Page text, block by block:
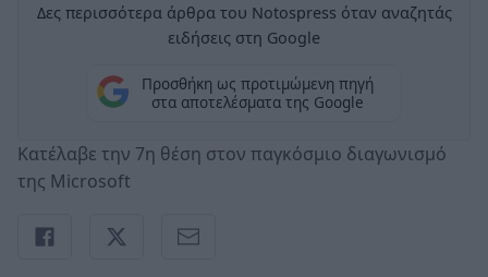
Δες περισσότερα άρθρα του Notospress όταν αναζητάς
ειδήσεις στη Google
Προσθήκη ως προτιμώμενη πηγή
στα αποτελέσματα της Google
Κατέλαβε την 7η θέση στον παγκόσμιο διαγωνισμό
της Microsoft